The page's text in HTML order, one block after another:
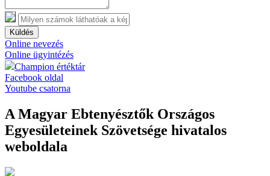
Küldés
Online nevezés
Online ügyintézés
Champion értéktár
Facebook oldal
Youtube csatorna
A Magyar Ebtenyésztők Országos
Egyesületeinek Szövetsége hivatalos
weboldala